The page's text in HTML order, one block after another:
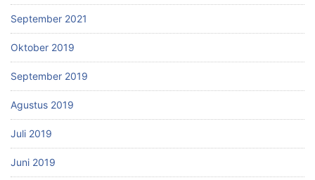
September 2021
Oktober 2019
September 2019
Agustus 2019
Juli 2019
Juni 2019